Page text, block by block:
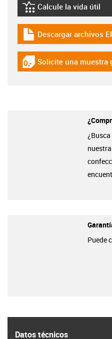
Datos técnicos
igus-icon-
Calcule la vida útil
igus-icon-download-plan
Descargar archivos
igus-icon-gratismuster
Solicite una muestra
Puede